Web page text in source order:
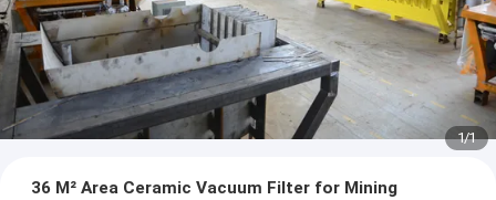
1/1
36 M² Area Ceramic Vacuum Filter for Mining